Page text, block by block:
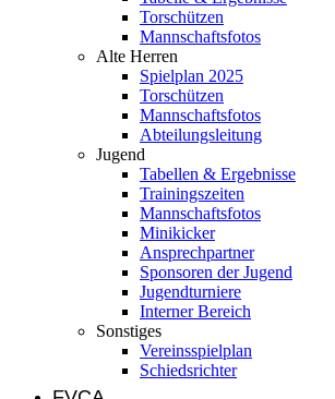
Torschützen
Mannschaftsfotos
Alte Herren
Spielplan 2025
Torschützen
Mannschaftsfotos
Abteilungsleitung
Jugend
Tabellen & Ergebnisse
Trainingszeiten
Mannschaftsfotos
Minikicker
Ansprechpartner
Sponsoren der Jugend
Jugendturniere
Interner Bereich
Sonstiges
Vereinsspielplan
Schiedsrichter